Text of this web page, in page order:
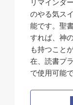
リマインダ
のやる気ス
能です。聖
すれば、神
も持つこと
在、読書プ
で使用可能で